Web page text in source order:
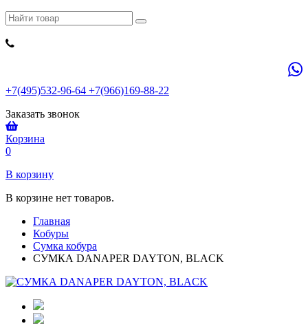
+7(495)532-96-64 +7(966)169-88-22
Заказать звонок
Корзина
0
В корзину
В корзине нет товаров.
Главная
Кобуры
Сумка кобура
СУМКА DANAPER DAYTON, BLACK